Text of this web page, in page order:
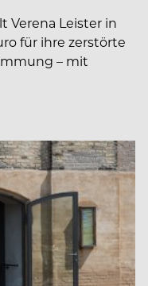
Verena Leister in
für ihre zerstörte
– mit